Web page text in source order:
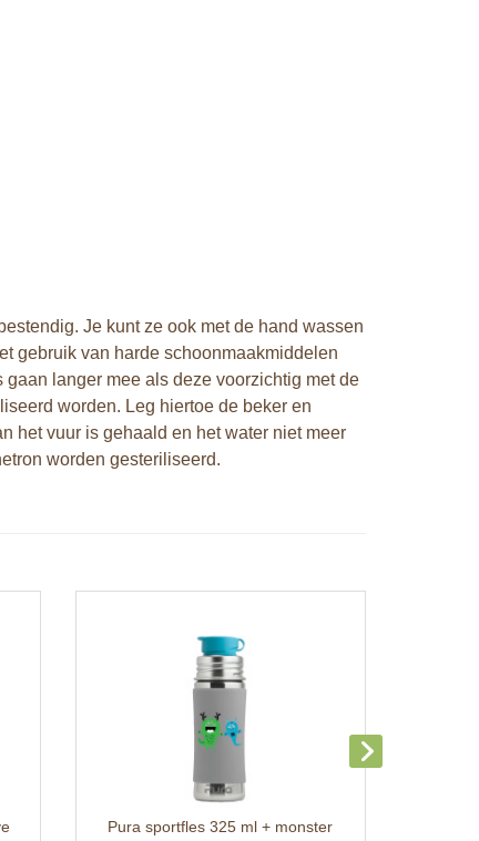
Je kunt ze ook met de hand wassen
gebruik van harde schoonmaakmiddelen
langer mee als deze voorzichtig met de
worden. Leg hiertoe de beker en
het vuur is gehaald en het water niet meer
worden gesteriliseerd.
Pura sportfles 325 ml + monster